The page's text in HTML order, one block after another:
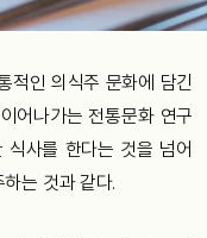
적인 의식주 문화에 담긴
어나가는 전통문화 연구
사를 한다는 것을 넘어
는 것과 같다.